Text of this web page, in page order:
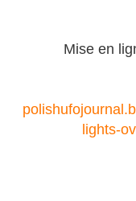
Mise en
lights-